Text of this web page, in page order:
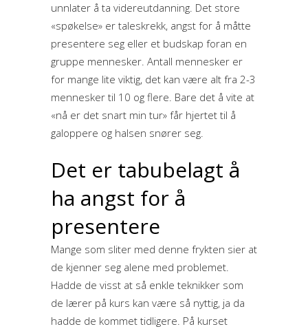
unnlater å ta videreutdanning. Det store
«spøkelse» er taleskrekk, angst for å måtte
presentere seg eller et budskap foran en
gruppe mennesker. Antall mennesker er
for mange lite viktig, det kan være alt fra 2-3
mennesker til 10 og flere. Bare det å vite at
«nå er det snart min tur» får hjertet til å
galoppere og halsen snører seg.
Det er tabubelagt å
ha angst for å
presentere
Mange som sliter med denne frykten sier at
de kjenner seg alene med problemet.
Hadde de visst at så enkle teknikker som
de lærer på kurs kan være så nyttig, ja da
hadde de kommet tidligere. På kurset